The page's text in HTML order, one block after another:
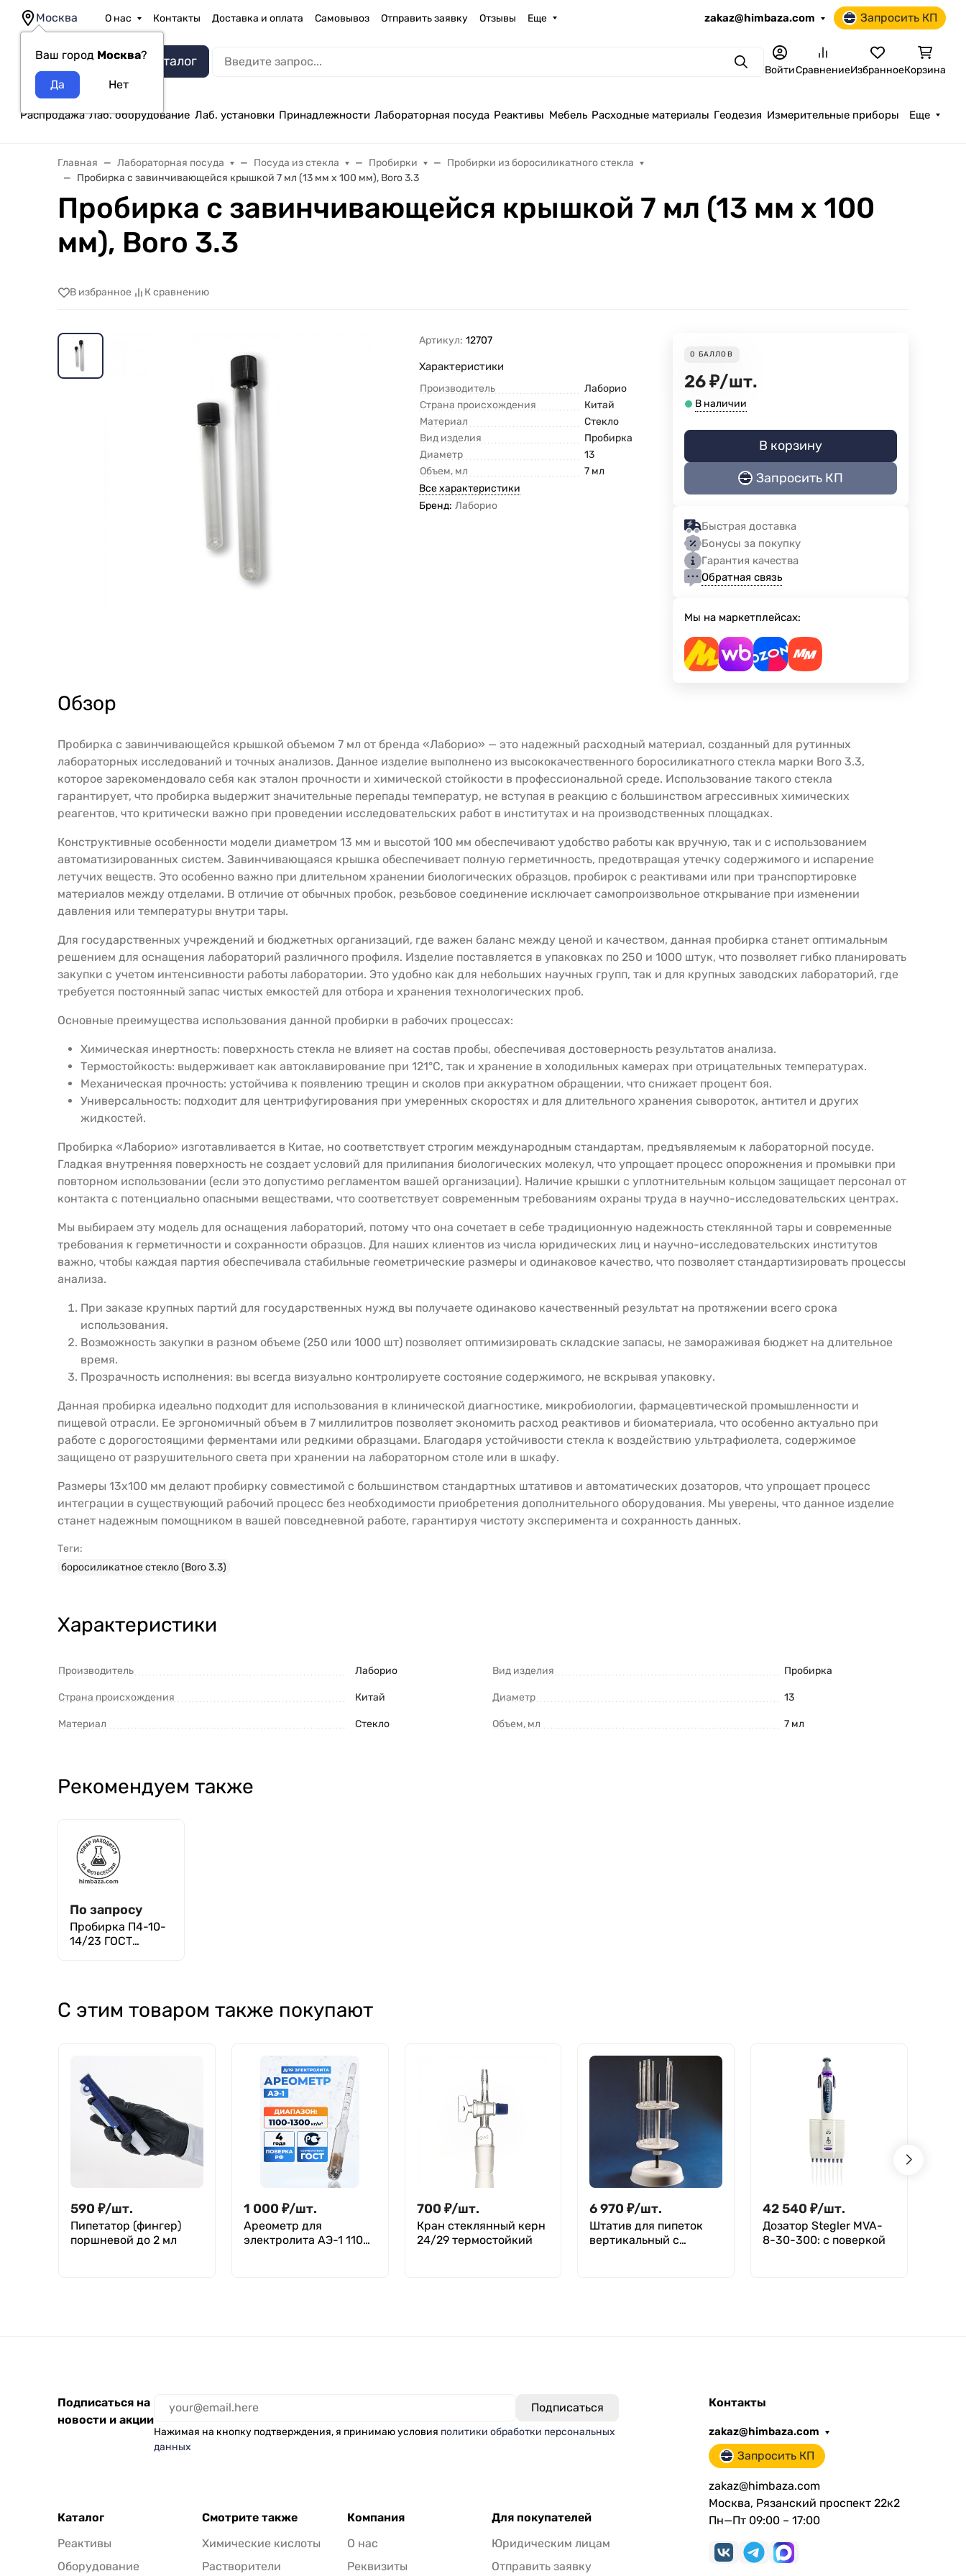
Москва
Ваш город Москва?
О нас Контакты Доставка и оплата Самовывоз Отправить заявку Отзывы Еще zakaz@himbaza.com Запросить КП
Каталог ПоискВойтиСравнениеИзбранноеКорзина
Распродажа Лаб. оборудование Лаб. установки Принадлежности Лабораторная посуда Реактивы Мебель Расходные материалы Геодезия Измерительные приборы Еще
Главная Лабораторная посуда Посуда из стекла Пробирки
Пробирки из боросиликатного стекла
Пробирка с завинчивающейся крышкой 7 мл (13 мм х 100 мм), Boro 3.3
Пробирка с завинчивающейся крышкой 7 мл (13 мм х 100
мм), Boro 3.3
В избранное К сравнению
Артикул: 12707
Характеристики
Производитель
Лаборио
Страна происхождения
Китай
Материал
Стекло
Вид изделия
Пробирка
Диаметр
13
Объем, мл
7 мл
Все характеристики
Бренд: Лаборио
0 БАЛЛОВ
26₽/шт.
В наличии
В корзину
Запросить КП
Быстрая доставка
Бонусы за покупку
Гарантия качества
Обратная связь
Мы на маркетплейсах:
Обзор
Пробирка с завинчивающейся крышкой объемом 7 мл от бренда «Лаборио» — это надежный расходный материал, созданный для рутинных
лабораторных исследований и точных анализов. Данное изделие выполнено из высококачественного боросиликатного стекла марки Boro 3.3,
которое зарекомендовало себя как эталон прочности и химической стойкости в профессиональной среде. Использование такого стекла
гарантирует, что пробирка выдержит значительные перепады температур, не вступая в реакцию с большинством агрессивных химических
реагентов, что критически важно при проведении исследовательских работ в институтах и на производственных площадках.
Конструктивные особенности модели диаметром 13 мм и высотой 100 мм обеспечивают удобство работы как вручную, так и с использованием
автоматизированных систем. Завинчивающаяся крышка обеспечивает полную герметичность, предотвращая утечку содержимого и испарение
летучих веществ. Это особенно важно при длительном хранении биологических образцов, пробирок с реактивами или при транспортировке
материалов между отделами. В отличие от обычных пробок, резьбовое соединение исключает самопроизвольное открывание при изменении
давления или температуры внутри тары.
Для государственных учреждений и бюджетных организаций, где важен баланс между ценой и качеством, данная пробирка станет оптимальным
решением для оснащения лабораторий различного профиля. Изделие поставляется в упаковках по 250 и 1000 штук, что позволяет гибко планировать
закупки с учетом интенсивности работы лаборатории. Это удобно как для небольших научных групп, так и для крупных заводских лабораторий, где
требуется постоянный запас чистых емкостей для отбора и хранения технологических проб.
Основные преимущества использования данной пробирки в рабочих процессах:
Химическая инертность: поверхность стекла не влияет на состав пробы, обеспечивая достоверность результатов анализа.
Термостойкость: выдерживает как автоклавирование при 121°C, так и хранение в холодильных камерах при отрицательных температурах.
Механическая прочность: устойчива к появлению трещин и сколов при аккуратном обращении, что снижает процент боя.
Универсальность: подходит для центрифугирования при умеренных скоростях и для длительного хранения сывороток, антител и других
жидкостей.
Пробирка «Лаборио» изготавливается в Китае, но соответствует строгим международным стандартам, предъявляемым к лабораторной посуде.
Гладкая внутренняя поверхность не создает условий для прилипания биологических молекул, что упрощает процесс опорожнения и промывки при
повторном использовании (если это допустимо регламентом вашей организации). Наличие крышки с уплотнительным кольцом защищает персонал от
контакта с потенциально опасными веществами, что соответствует современным требованиям охраны труда в научно-исследовательских центрах.
Мы выбираем эту модель для оснащения лабораторий, потому что она сочетает в себе традиционную надежность стеклянной тары и современные
требования к герметичности и сохранности образцов. Для наших клиентов из числа юридических лиц и научно-исследовательских институтов
важно, чтобы каждая партия обеспечивала стабильные геометрические размеры и одинаковое качество, что позволяет стандартизировать процессы
анализа.
При заказе крупных партий для государственных нужд вы получаете одинаково качественный результат на протяжении всего срока
использования.
Возможность закупки в разном объеме (250 или 1000 шт) позволяет оптимизировать складские запасы, не замораживая бюджет на длительное
время.
Прозрачность исполнения: вы всегда визуально контролируете состояние содержимого, не вскрывая упаковку.
Данная пробирка идеально подходит для использования в клинической диагностике, микробиологии, фармацевтической промышленности и
пищевой отрасли. Ее эргономичный объем в 7 миллилитров позволяет экономить расход реактивов и биоматериала, что особенно актуально при
работе с дорогостоящими ферментами или редкими образцами. Благодаря устойчивости стекла к воздействию ультрафиолета, содержимое
защищено от разрушительного света при хранении на лабораторном столе или в шкафу.
Размеры 13x100 мм делают пробирку совместимой с большинством стандартных штативов и автоматических дозаторов, что упрощает процесс
интеграции в существующий рабочий процесс без необходимости приобретения дополнительного оборудования. Мы уверены, что данное изделие
станет надежным помощником в вашей повседневной работе, гарантируя чистоту эксперимента и сохранность данных.
Теги:
боросиликатное стекло (Boro 3.3)
Характеристики
Производитель Лаборио
Страна происхождения Китай
Материал Стекло
Вид изделия Пробирка
Диаметр 13
Объем, мл 7 мл
Рекомендуем также
По запросу
Пробирка П4-10-
14/23 ГОСТ
С этим товаром также покупают
590 ₽/шт.
Пипетатор (фингер)
поршневой до 2 мл
1 000 ₽/шт.
Ареометр для
электролита АЭ-1 1100-
700 ₽/шт.
Кран стеклянный керн
24/29 термостойкий
6 970 ₽/шт.
Штатив для пипеток
вертикальный с
42 540 ₽/шт.
Дозатор Stegler MVA-
8-30-300: с поверкой
Подписаться на
новости и акции
Нажимая на кнопку подтверждения, я принимаю условия политики обработки персональных
данных
Каталог
Реактивы
Оборудование
Смотрите также
Химические кислоты
Растворители
Компания
О нас
Реквизиты
Для покупателей
Юридическим лицам
Отправить заявку
Контакты
zakaz@himbaza.com
Запросить КП
zakaz@himbaza.com
Москва, Рязанский проспект 22к2
Пн—Пт 09:00 – 17:00